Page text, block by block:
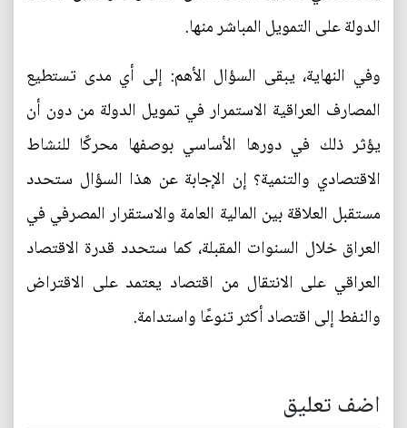
الدولة على التمويل المباشر منها.
وفي النهاية، يبقى السؤال الأهم: إلى أي مدى تستطيع
المصارف العراقية الاستمرار في تمويل الدولة من دون أن
يؤثر ذلك في دورها الأساسي بوصفها محركًا للنشاط
الاقتصادي والتنمية؟ إن الإجابة عن هذا السؤال ستحدد
مستقبل العلاقة بين المالية العامة والاستقرار المصرفي في
العراق خلال السنوات المقبلة، كما ستحدد قدرة الاقتصاد
العراقي على الانتقال من اقتصاد يعتمد على الاقتراض
والنفط إلى اقتصاد أكثر تنوعًا واستدامة.
اضف تعليق